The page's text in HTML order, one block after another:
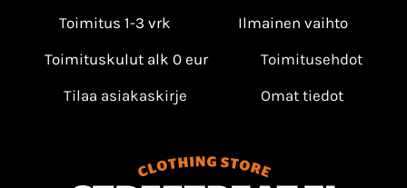
Toimitus 1-3 vrk
Ilmainen vaihto
Toimituskulut alk 0 eur
Toimitusehdot
Tilaa asiakaskirje
Omat tiedot